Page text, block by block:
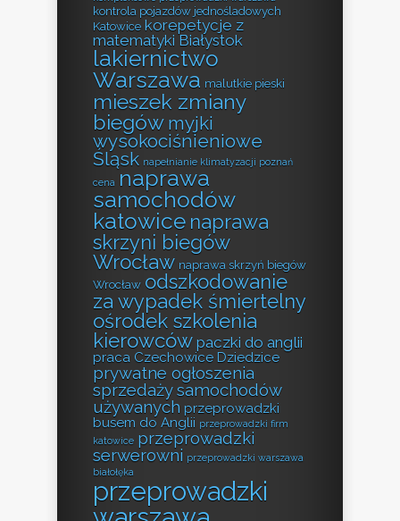
kontrola pojazdów jednośladowych
Katowice korepetycje z
matematyki Białystok
lakiernictwo
Warszawa malutkie pieski
mieszek zmiany
biegów myjki
wysokociśnieniowe
Śląsk napełnianie klimatyzacji poznań
cena naprawa
samochodów
katowice naprawa
skrzyni biegów
Wrocław naprawa skrzyń biegów
Wrocław odszkodowanie
za wypadek śmiertelny
ośrodek szkolenia
kierowców paczki do anglii
praca Czechowice Dziedzice
prywatne ogłoszenia
sprzedaży samochodów
używanych przeprowadzki
busem do Anglii przeprowadzki firm
katowice przeprowadzki
serwerowni przeprowadzki warszawa
białołęka
przeprowadzki